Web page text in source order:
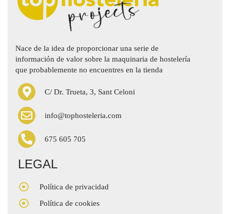
Nace de la idea de proporcionar una serie de
información de valor sobre la maquinaria de hostelería
que probablemente no encuentres en la tienda
C/ Dr. Trueta, 3, Sant Celoni
info@tophosteleria.com
675 605 705
LEGAL
Política de privacidad
Política de cookies